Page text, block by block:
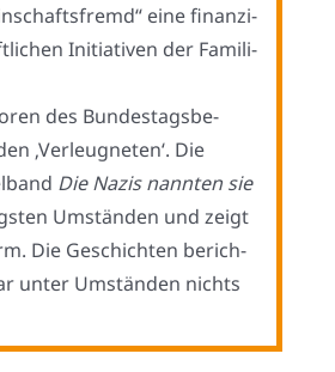
eine finan­zi­
Initia­ti­ven der Fami­li­
des Bun­des­tags­be­
‚Ver­leug­ne­ten‘. Die
Die Nazis nann­ten sie
Umstän­den und zeigt
Die Geschich­ten berich­
unter Umstän­den nichts